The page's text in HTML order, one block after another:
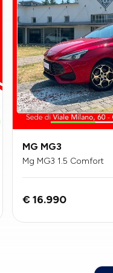
MG MG3
Mg MG3 1.5 Comfort
€ 16.990